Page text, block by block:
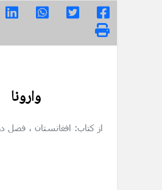
وارونا
از کتاب: افغانستان ، فصل